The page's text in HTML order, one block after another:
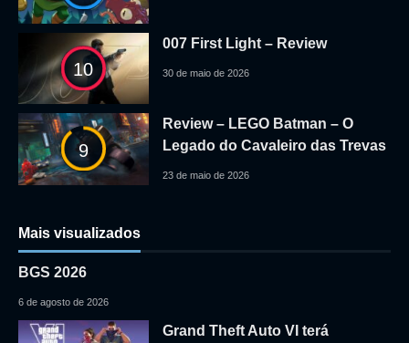
10
007 First Light – Review
30 de maio de 2026
9
Review – LEGO Batman – O
Legado do Cavaleiro das Trevas
23 de maio de 2026
Mais visualizados
BGS 2026
6 de agosto de 2026
Grand Theft Auto VI terá